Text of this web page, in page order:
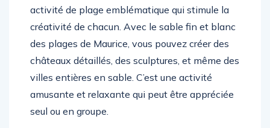
activité de plage emblématique qui stimule la
créativité de chacun. Avec le sable fin et blanc
des plages de Maurice, vous pouvez créer des
châteaux détaillés, des sculptures, et même des
villes entières en sable. C’est une activité
amusante et relaxante qui peut être appréciée
seul ou en groupe.